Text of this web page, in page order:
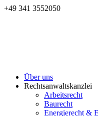
+49 341 3552050
Über uns
Rechtsanwaltskanzlei
Arbeitsrecht
Baurecht
Energierecht &